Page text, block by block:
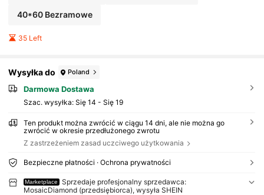
40*60 Bezramowe
35 Left
Wysyłka do Poland
Darmowa Dostawa
Szac. wysyłka: Się 14 - Się 19
Ten produkt można zwrócić w ciągu 14 dni, ale nie można go
zwrócić w okresie przedłużonego zwrotu
Z zastrzeżeniem zasad uczciwego użytkowania
Bezpieczne płatności · Ochrona prywatności
Marketplace
Sprzedaje profesjonalny sprzedawca:
MosaicDiamond (przedsiębiorca), wysyła SHEIN